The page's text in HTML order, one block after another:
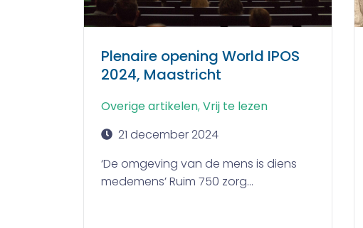
Plenaire opening World IPOS
2024, Maastricht
Overige artikelen, Vrij te lezen
21 december 2024
‘De omgeving van de mens is diens
medemens’ Ruim 750 zorg...